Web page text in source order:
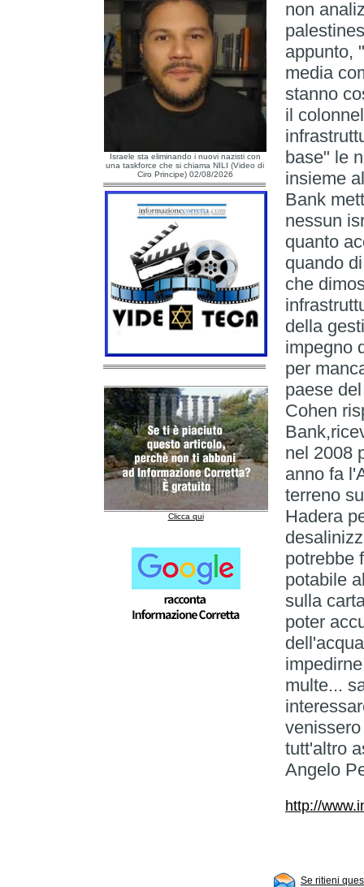
Israele sta eliminando i nuovi nazisti con
una taskforce che si chiama NILI (Video di
Ciro Principe) 02/08/2026
Clicca qui
non
appunto,
media
stanno
il
base" le
insieme
Bank
nessun
quanto
quando
che
della
impegno
per
paese
Cohen
nel 2008
anno fa
terreno
Hadera
potrebbe
potabile
sulla
poter
multe...
tutt'altro
Angelo
http://
Se ritieni